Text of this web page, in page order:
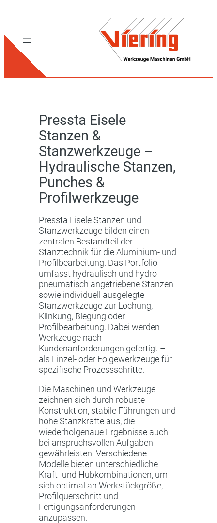
Pressta Eisele
Stanzen &
Stanzwerkzeuge –
Hydraulische Stanzen,
Punches &
Profilwerkzeuge
Pressta Eisele Stanzen und
Stanzwerkzeuge bilden einen
zentralen Bestandteil der
Stanztechnik für die Aluminium- und
Profilbearbeitung. Das Portfolio
umfasst hydraulisch und hydro-
pneumatisch angetriebene Stanzen
sowie individuell ausgelegte
Stanzwerkzeuge zur Lochung,
Klinkung, Biegung oder
Profilbearbeitung. Dabei werden
Werkzeuge nach
Kundenanforderungen gefertigt –
als Einzel- oder Folgewerkzeuge für
spezifische Prozessschritte.
Die Maschinen und Werkzeuge
zeichnen sich durch robuste
Konstruktion, stabile Führungen und
hohe Stanzkräfte aus, die
wiederholgenaue Ergebnisse auch
bei anspruchsvollen Aufgaben
gewährleisten. Verschiedene
Modelle bieten unterschiedliche
Kraft- und Hubkombinationen, um
sich optimal an Werkstückgröße,
Profilquerschnitt und
Fertigungsanforderungen
anzupassen.